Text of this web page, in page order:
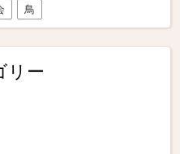
鳥
リー